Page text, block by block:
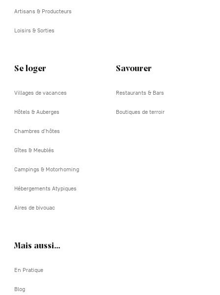
Artisans & Producteurs
Loisirs & Sorties
Se loger
Villages de vacances
Hôtels & Auberges
Chambres d'hôtes
Gîtes & Meublés
Campings & Motorhoming
Hébergements Atypiques
Aires de bivouac
Savourer
Restaurants & Bars
Boutiques de terroir
Mais aussi…
En Pratique
Blog